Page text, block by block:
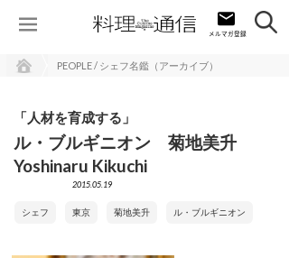
PEOPLE / シェフ名鑑（アーカイブ）
「人材を育成する」
ル・ブルギニオン 菊地美升
Yoshinaru Kikuchi
2015.05.19
シェフ 東京 菊地美升 ル・ブルギニオン